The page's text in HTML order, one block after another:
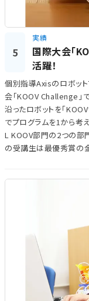
5
実績
国際大会「
活躍！
個別指導Axisのロボッ
会「KOOV Challenge」
沿ったロボットを「
でプログラムを1から考
L KOOV部門の2つの部
の受講生は最優秀賞の